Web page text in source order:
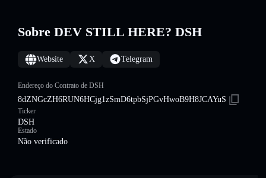
Sobre DEV STILL HERE? DSH
Website X Telegram
Endereço do Contrato de DSH
8dZNGcZH6RUN6HCjg1zSmD6tpbSjPGvHwoB9H8JCAYuS
Ticker
DSH
Estado
Não verificado